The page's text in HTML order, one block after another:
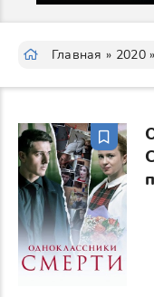
Главная » 2020